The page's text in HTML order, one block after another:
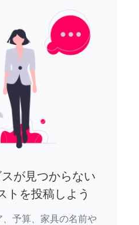
が見つからない
トを投稿しよう
予算、家具の名前や